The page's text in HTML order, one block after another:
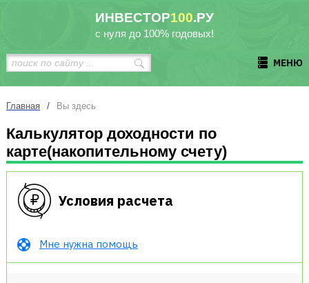
ИНВЕСТОР100.РУ
с нуля до 100% годовых!
МЕНЮ
Главная / Вы здесь
Калькулятор доходности по
карте(накопительному счету)
Условия расчета
Мне нужна помощь